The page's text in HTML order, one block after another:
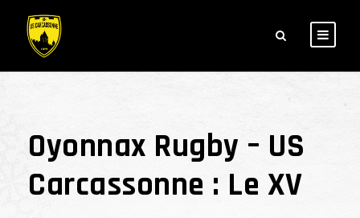
Oyonnax Rugby – US
Carcassonne : Le XV